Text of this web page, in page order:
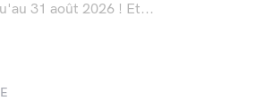
31 août 2026 ! Et...